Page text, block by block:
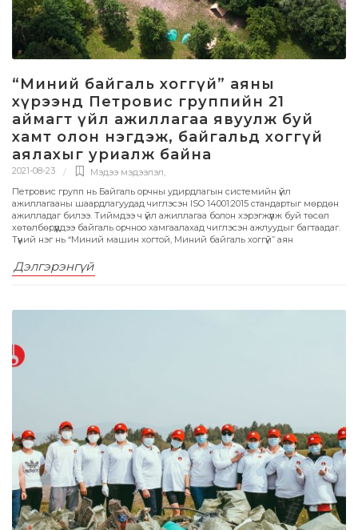
“Миний байгаль хоггүй” аяны
хүрээнд Петровис группийн 21
аймагт үйл ажиллагаа явуулж буй
хамт олон нэгдэж, байгальд хоггүй
аялахыг уриалж байна
2021-08-23 Мэдээ мэдээлэл,
Петровис групп нь Байгаль орчны удирдлагын системийн үйл
ажиллагааны шаардлагуудад чиглэсэн ISO 14001:2015 стандартыг мөрдөн
ажилладаг билээ. Тиймдээ ч үйл ажиллагаа болон хэрэгжүүлж буй төсөл
хөтөлбөрүүддээ байгаль орчноо хамгаалахад чиглэсэн ажлуудыг багтаадаг.
Түүний нэг нь “Миний машин хогтой, Миний байгаль хоггүй” аян
Дэлгэрэнгүй